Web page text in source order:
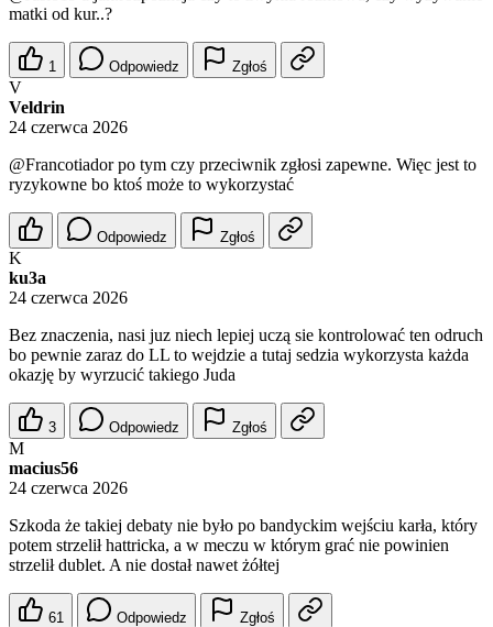
matki od kur..?
1 Odpowiedz Zgłoś
V
Veldrin
24 czerwca 2026
@Francotiadorpo tym czy przeciwnik zgłosi zapewne. Więc jest to
ryzykowne bo ktoś może to wykorzystać
Odpowiedz Zgłoś
K
ku3a
24 czerwca 2026
Bez znaczenia, nasi juz niech lepiej uczą sie kontrolować ten odruch
bo pewnie zaraz do LL to wejdzie a tutaj sedzia wykorzysta każda
okazję by wyrzucić takiego Juda
3 Odpowiedz Zgłoś
M
macius56
24 czerwca 2026
Szkoda że takiej debaty nie było po bandyckim wejściu karła, który
potem strzelił hattricka, a w meczu w którym grać nie powinien
strzelił dublet. A nie dostał nawet żółtej
61 Odpowiedz Zgłoś